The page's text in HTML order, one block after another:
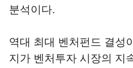
분석이다.
역대 최대 벤처펀드 결성
지가 벤처투자 시장의 지